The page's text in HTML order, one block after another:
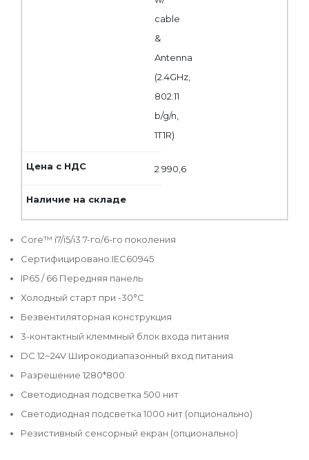
cable
&
Antenna
(2.4GHz,
802.11
b/g/n,
1T1R)
2 990,6
Core™ i7/i5/i3 7-го/6-го поколения
Сертифицировано IEC60945
IP65 / 66 Передняя панель
Холодный старт при -30°C
Безвентиляторная конструкция
3-контактный клеммный блок входа питания
DC 12~24V Широкодиапазонный вход питания
Разрешение 1280*800
Светодиодная подсветка 500 нит
Светодиодная подсветка 1000 нит (опционально)
Резистивный сенсорный екран (опционально)